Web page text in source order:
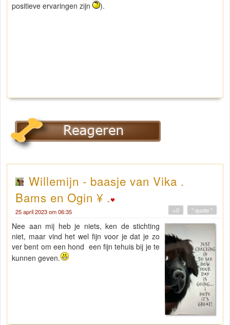
positieve ervaringen zijn
).
Willemijn - baasje van Vika .
Bams en Ogin ¥ .
25 april 2023 om 06:35 " quote "
+0
Nee aan mij heb je niets, ken de stichting
niet, maar vind het wel fijn voor je dat je zo
ver bent om een hond een fijn tehuis bij je te
kunnen geven.